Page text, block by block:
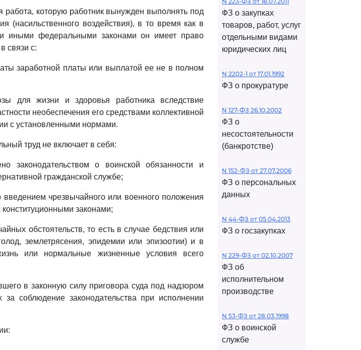
работа, которую работник вынужден выполнять под
(насильственного воздействия), в то время как в
иными федеральными законами он имеет право
связи с:
заработной платы или выплатой ее не в полном
для жизни и здоровья работника вследствие
необеспечения его средствами коллективной
с установленными нормами.
труд не включает в себя:
законодательством о воинской обязанности и
гражданской службе;
введением чрезвычайного или военного положения
законами;
обстоятельств, то есть в случае бедствия или
землетрясения, эпидемии или эпизоотии) и в
или нормальные жизненные условия всего
в законную силу приговора суда под надзором
за соблюдение законодательства при исполнении
ФЗ о закупках
товаров, работ, услуг
отдельными видами
юридических лиц
N 2202-1 от 17.01.1992
ФЗ о прокуратуре
N 127-ФЗ 26.10.2002
ФЗ о
несостоятельности
(банкротстве)
N 152-ФЗ от 27.07.2006
ФЗ о персональных
данных
N 44-ФЗ от 05.04.2013
ФЗ о госзакупках
N 229-ФЗ от 02.10.2007
ФЗ об
исполнительном
производстве
N 53-ФЗ от 28.03.1998
ФЗ о воинской
службе